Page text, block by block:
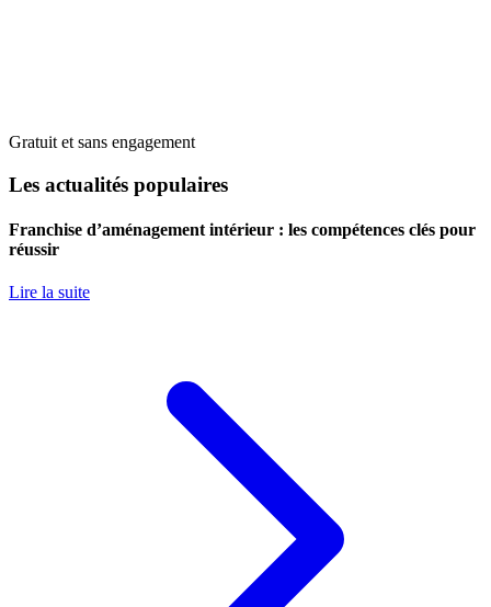
Gratuit et sans engagement
Les actualités populaires
Franchise d’aménagement intérieur : les compétences clés pour
réussir
Lire la suite